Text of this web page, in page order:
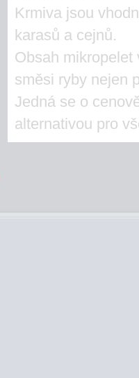
Krmiva jsou
karasů a cejnů.
Obsah mikropelet
směsi ryby nejen
Jedná se o
alternativou pro